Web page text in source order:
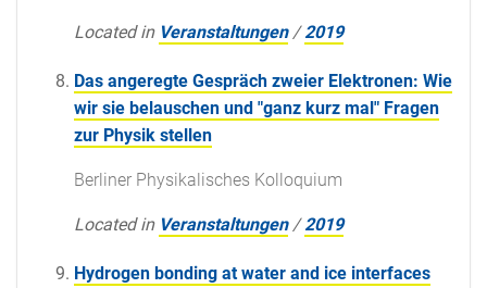
Located in Veranstaltungen /2019
Das angeregte Gespräch zweier Elektronen: Wie
wir sie belauschen und "ganz kurz mal" Fragen
zur Physik stellen
Berliner Physikalisches Kolloquium
Located in Veranstaltungen /2019
Hydrogen bonding at water and ice interfaces